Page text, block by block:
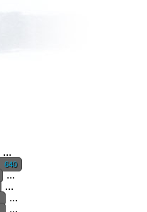
...
640
...
...
...
...